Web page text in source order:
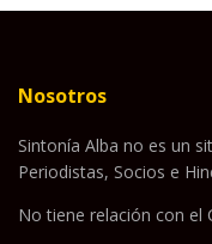
Nosotros
Sintonía Alba no es un
Periodistas, Socios e
No tiene relación con el